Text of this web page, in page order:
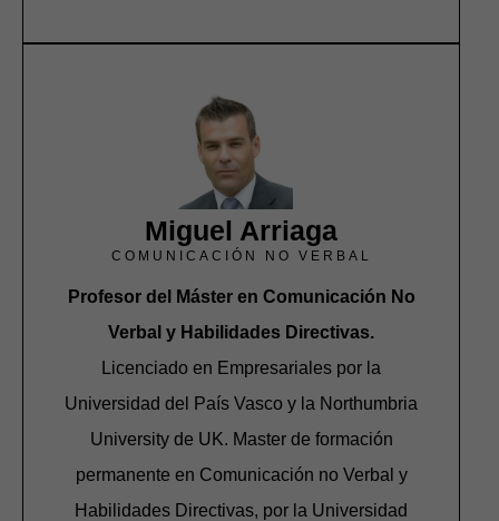
Miguel Arriaga
COMUNICACIÓN NO VERBAL
Profesor del Máster en Comunicación No
Verbal y Habilidades Directivas.
Licenciado en Empresariales por la
Universidad del País Vasco y la Northumbria
University de UK. Master de formación
permanente en Comunicación no Verbal y
Habilidades Directivas, por la Universidad